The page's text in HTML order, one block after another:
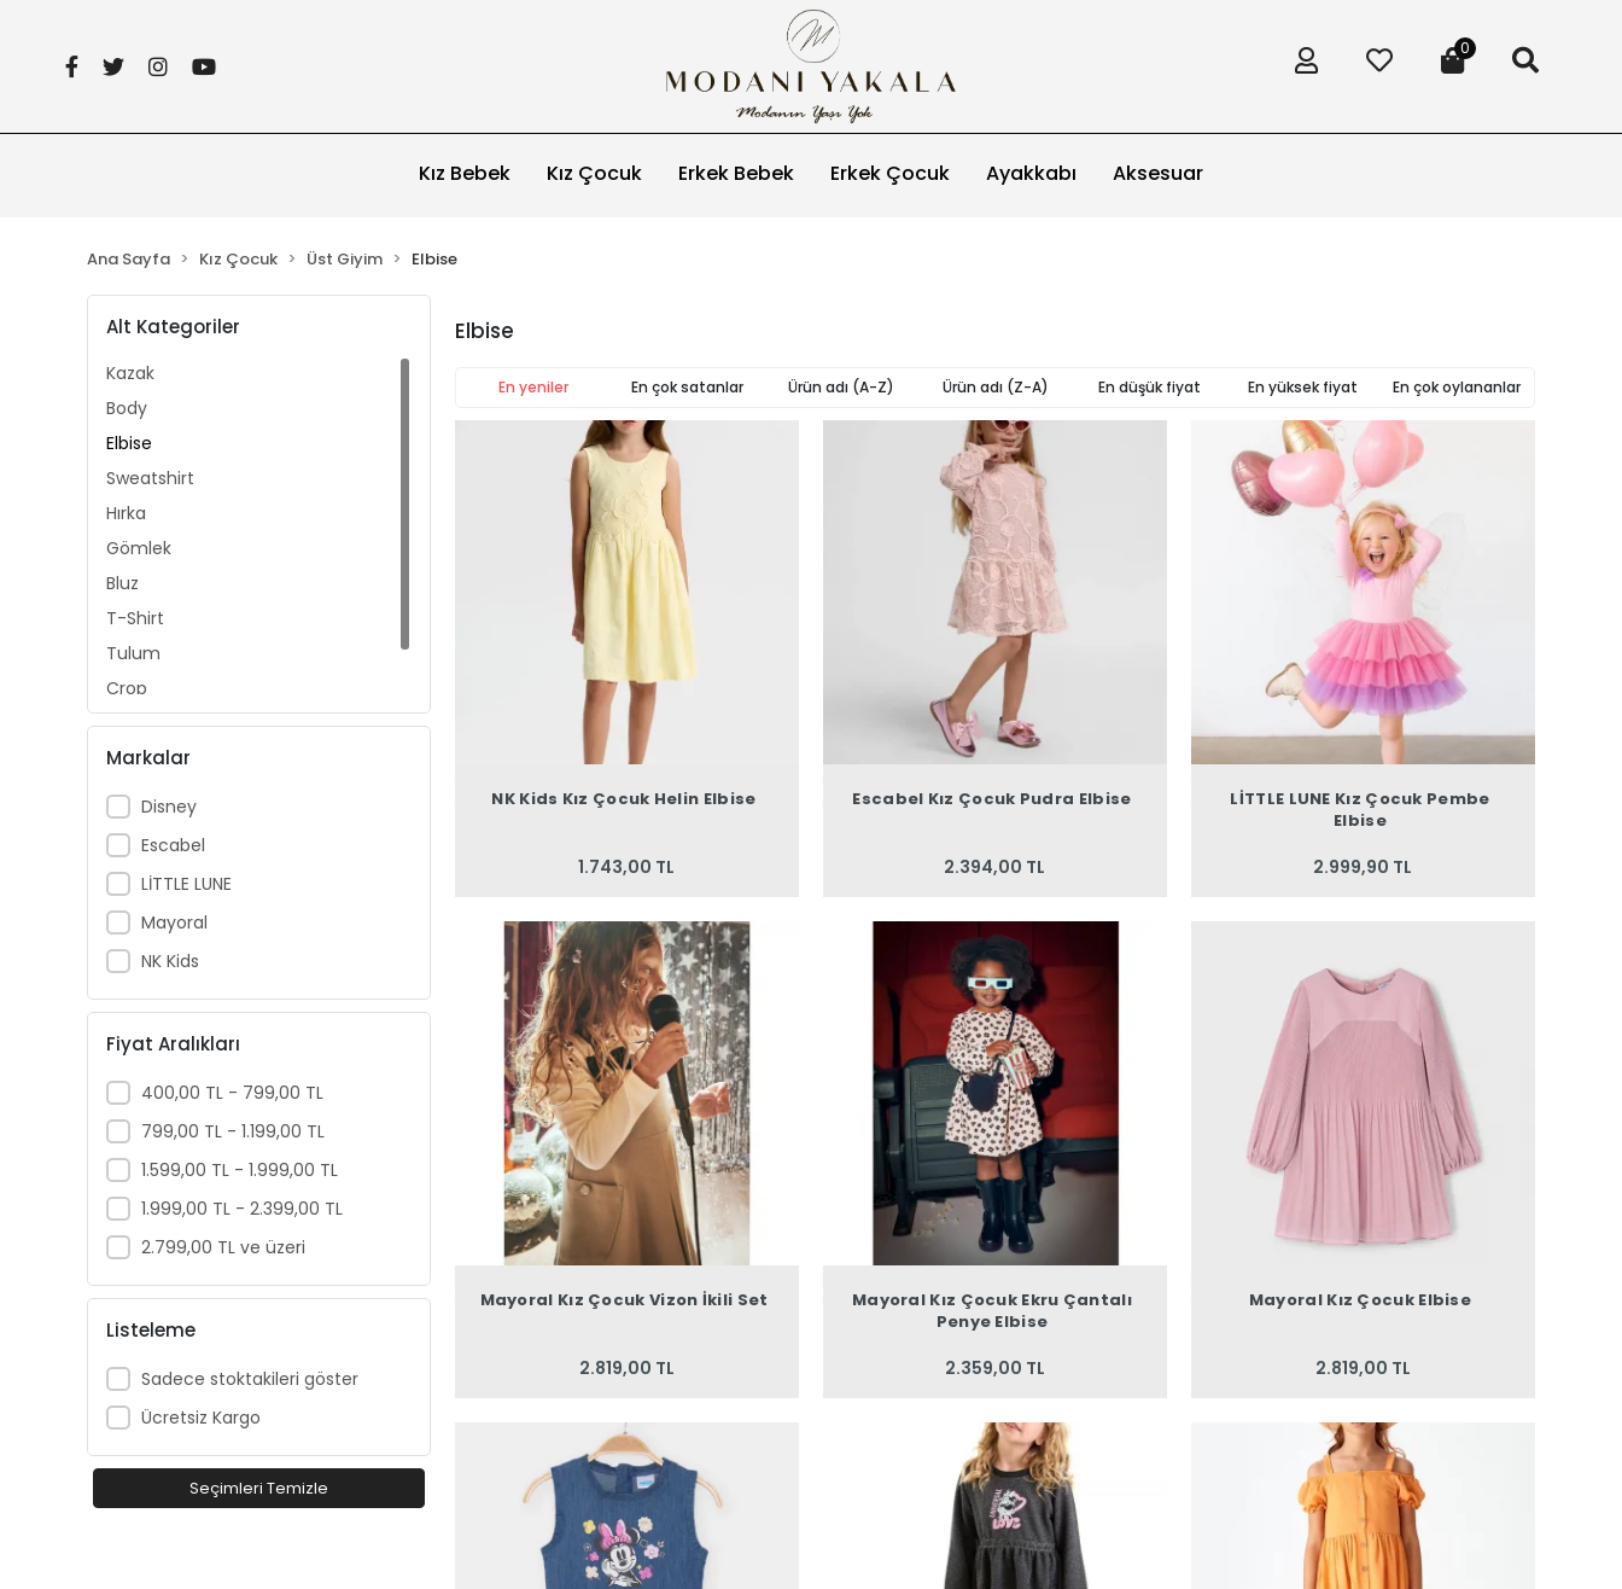
0
Kız Bebek Kız Çocuk Erkek Bebek Erkek Çocuk Ayakkabı Aksesuar
Ana Sayfa Kız Çocuk Üst Giyim Elbise
Alt Kategoriler
Kazak
Body
Elbise
Sweatshirt
Hırka
Gömlek
Bluz
T-Shirt
Tulum
Crop
Abiye
Markalar
Disney
Escabel
LİTTLE LUNE
Mayoral
NK Kids
Fiyat Aralıkları
400,00 TL - 799,00 TL
799,00 TL - 1.199,00 TL
1.599,00 TL - 1.999,00 TL
1.999,00 TL - 2.399,00 TL
2.799,00 TL ve üzeri
Listeleme
Sadece stoktakileri göster
Ücretsiz Kargo
Seçimleri Temizle
Elbise
En yeniler En çok satanlar Ürün adı (A-Z) Ürün adı (Z-A) En düşük fiyat En yüksek fiyat En çok oylananlar
NK Kids Kız Çocuk Helin Elbise
1.743,00 TL
Escabel Kız Çocuk Pudra Elbise
2.394,00 TL
LİTTLE LUNE Kız Çocuk Pembe
Elbise
2.999,90 TL
Mayoral Kız Çocuk Vizon İkili Set
2.819,00 TL
Mayoral Kız Çocuk Ekru Çantalı
Penye Elbise
2.359,00 TL
Mayoral Kız Çocuk Elbise
2.819,00 TL